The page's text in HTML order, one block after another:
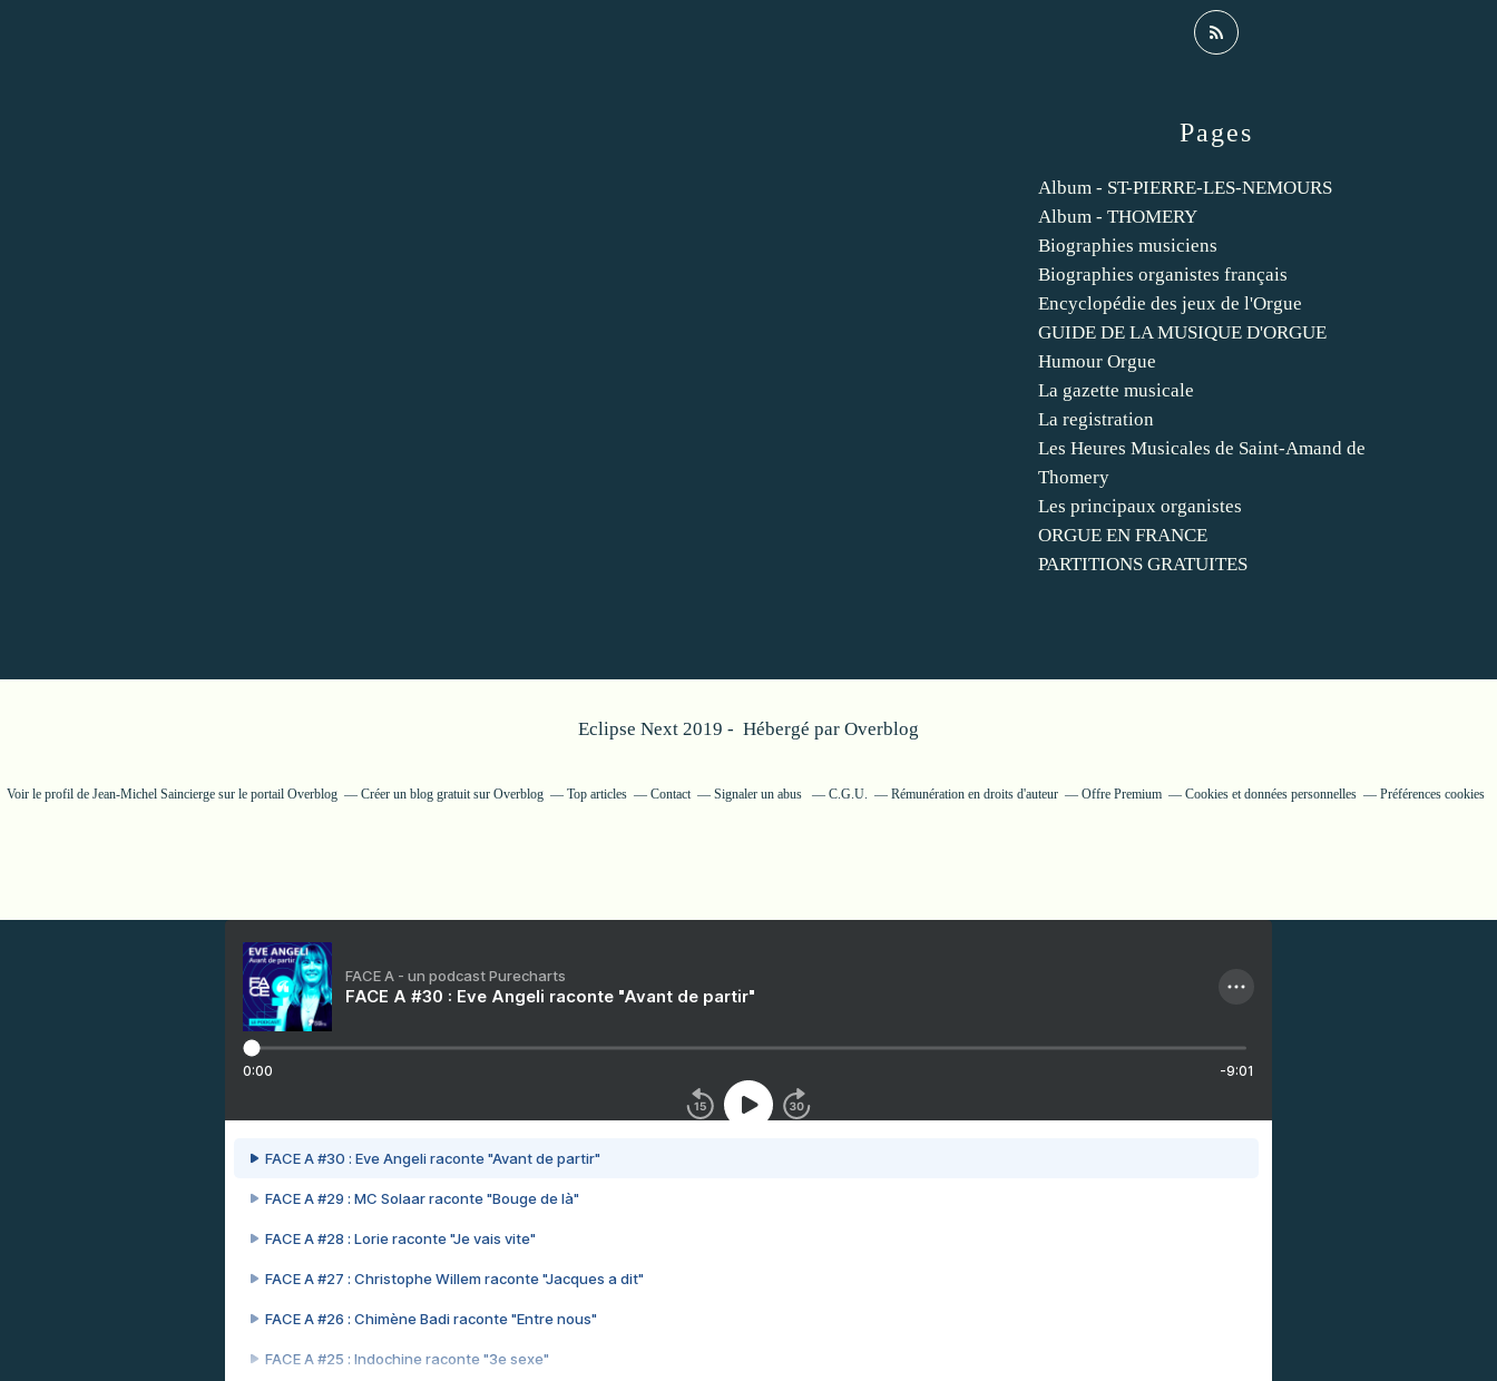
Pages
Album - ST-PIERRE-LES-NEMOURS
Album - THOMERY
Biographies musiciens
Biographies organistes français
Encyclopédie des jeux de l'Orgue
GUIDE DE LA MUSIQUE D'ORGUE
Humour Orgue
La gazette musicale
La registration
Les Heures Musicales de Saint-Amand de
Thomery
Les principaux organistes
ORGUE EN FRANCE
PARTITIONS GRATUITES
Eclipse Next 2019 - Hébergé par Overblog
Voir le profil de Jean-Michel Sainciergesur le portail Overblog Créer un blog gratuit sur Overblog Top articles Contact Signaler un abus C.G.U. Rémunération en droits d'auteur Offre Premium Cookies et données personnelles Préférences cookies
FACE A - un podcast Purecharts
FACE A #30 : Eve Angeli raconte "Avant de partir"
0:00 -9:01
FACE A #30 : Eve Angeli raconte "Avant de partir"
FACE A #29 : MC Solaar raconte "Bouge de là"
FACE A #28 : Lorie raconte "Je vais vite"
FACE A #27 : Christophe Willem raconte "Jacques a dit"
FACE A #26 : Chimène Badi raconte "Entre nous"
FACE A #25 : Indochine raconte "3e sexe"